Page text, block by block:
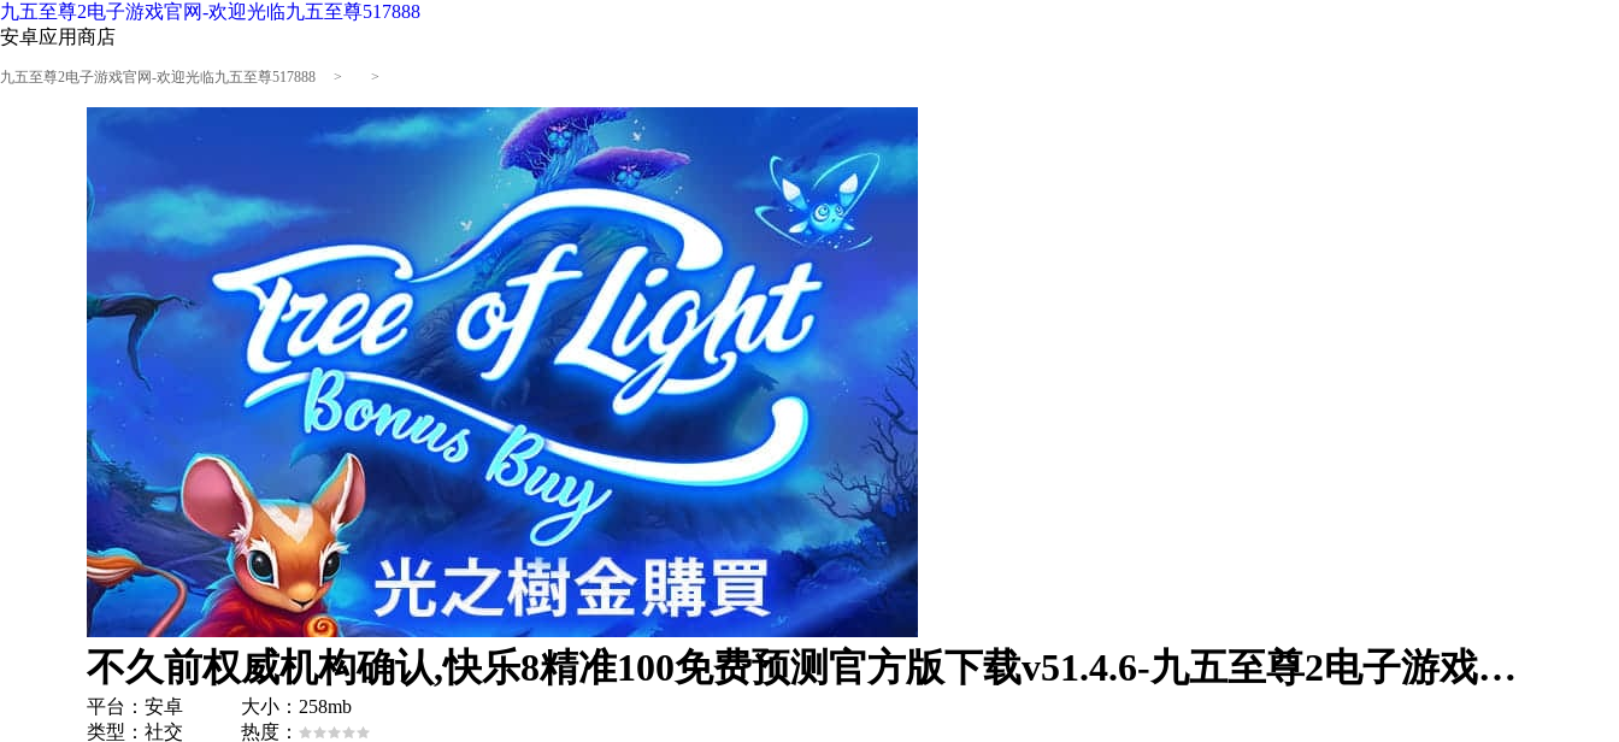
九五至尊2电子游戏官网-欢迎光临九五至尊517888
安卓应用商店
九五至尊2电子游戏官网-欢迎光临九五至尊517888 > >
不久前权威机构确认,快乐8精准100免费预测官方版下载v51.4.6-九五至尊2电子游戏官网
平台：安卓 大小：258mb
类型：社交 热度：